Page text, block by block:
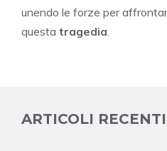
unendo le forze per
questa tragedia
ARTICOLI RECENTI